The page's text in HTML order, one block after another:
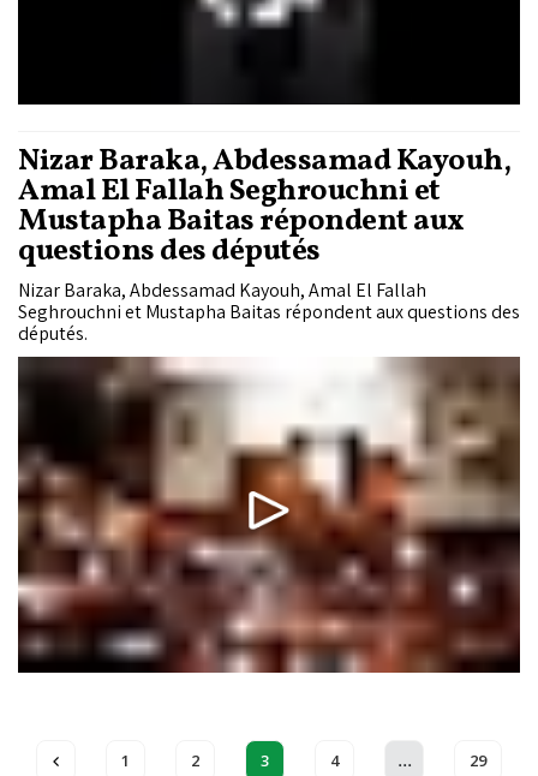
Nizar Baraka, Abdessamad Kayouh,
Amal El Fallah Seghrouchni et
Mustapha Baitas répondent aux
questions des députés
Nizar Baraka, Abdessamad Kayouh, Amal El Fallah
Seghrouchni et Mustapha Baitas répondent aux questions des
députés.
1 2 3 4 ... 29